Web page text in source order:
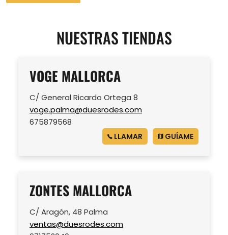
NUESTRAS TIENDAS
VOGE MALLORCA
C/ General Ricardo Ortega 8
voge.palma@duesrodes.com
675879568
LLAMAR GUÍAME
ZONTES MALLORCA
C/ Aragón, 48 Palma
ventas@duesrodes.com